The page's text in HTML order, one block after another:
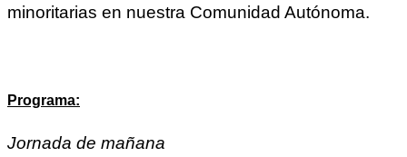
minoritarias en nuestra Comunidad Autónoma.
Programa:
Jornada de mañana